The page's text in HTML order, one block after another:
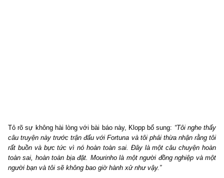
Tỏ rõ sự không hài lòng với bài báo này, Klopp bổ sung: “Tôi nghe thấy
câu truyện này trước trận đấu với Fortuna và tôi phải thừa nhận rằng tôi
rất buồn và bực tức vì nó hoàn toàn sai. Đây là một câu chuyện hoàn
toàn sai, hoàn toàn bịa đặt. Mourinho là một người đồng nghiệp và một
người bạn và tôi sẽ không bao giờ hành xử như vậy.”